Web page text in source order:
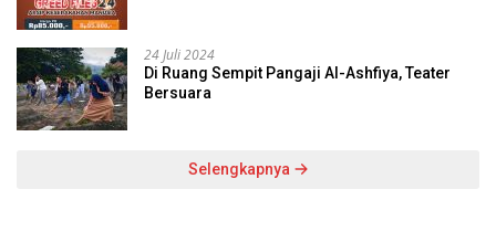
24 Juli 2024
Di Ruang Sempit Pangaji Al-Ashfiya, Teater
Bersuara
Selengkapnya